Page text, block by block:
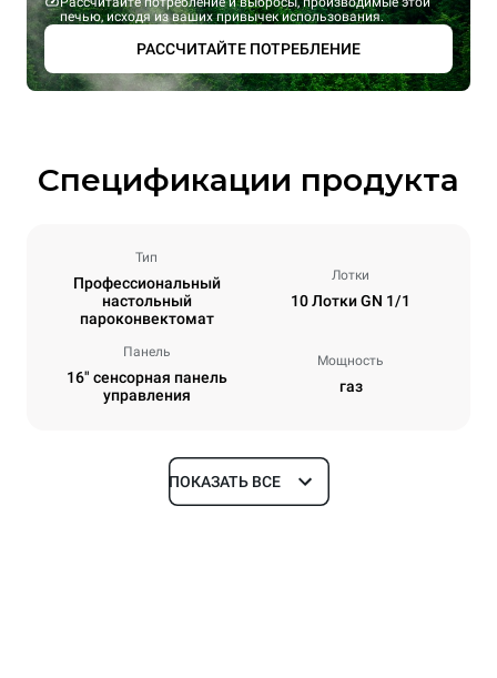
печью, исходя из ваших привычек использования.
РАССЧИТАЙТЕ ПОТРЕБЛЕНИЕ
Спецификации продукта
Тип
Профессиональный
настольный
пароконвектомат
Лотки
10 Лотки GN 1/1
Панель
16" сенсорная панель
управления
Мощность
газ
Размеры
ПОКАЗАТЬ ВСЕ